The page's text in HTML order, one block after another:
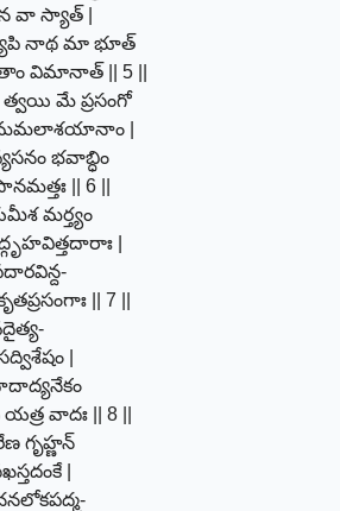
వా స్యాత్ |
నాథ మా భూత్
విమానాత్ || 5 ||
త్వయి మే ప్రసంగో
|
భవాబ్ధిం
|| 6 ||
మర్త్యం
|
|| 7 ||
|
వాదః || 8 ||
గృహ్ణన్
|